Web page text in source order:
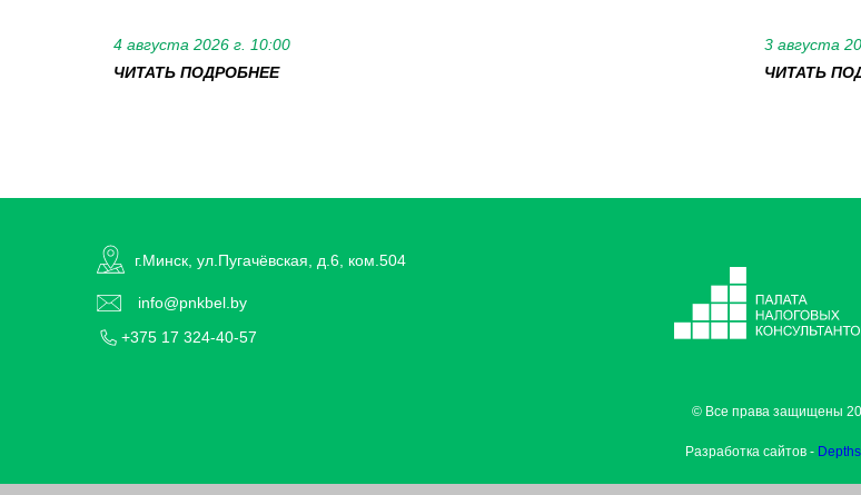
4 августа 2026 г. 10:00
ЧИТАТЬ ПОДРОБНЕЕ
3 августа
ЧИТАТЬ
г.Минск, ул.Пугачёвская, д.6, ком.504
info@pnkbel.by
+375 17 324-40-57
© Все права защищены
Разработка сайтов -